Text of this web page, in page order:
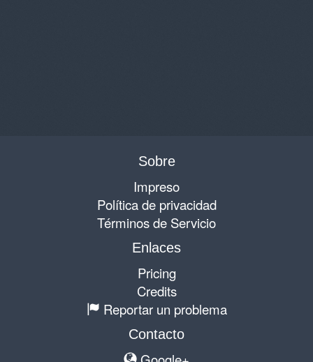
Sobre
Impreso
Política de privacidad
Términos de Servicio
Enlaces
Pricing
Credits
Reportar un problema
Contacto